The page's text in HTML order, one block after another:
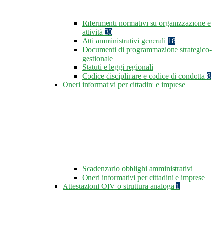
Riferimenti normativi su organizzazione e
attività 30
Atti amministrativi generali 18
Documenti di programmazione strategico-
gestionale
Statuti e leggi regionali
Codice disciplinare e codice di condotta 8
Oneri informativi per cittadini e imprese
Scadenzario obblighi amministrativi
Oneri informativi per cittadini e imprese
Attestazioni OIV o struttura analoga 1